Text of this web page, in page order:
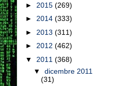
► 2015 (269)
► 2014 (333)
► 2013 (311)
► 2012 (462)
▼ 2011 (368)
▼dicembre 2011
(31)